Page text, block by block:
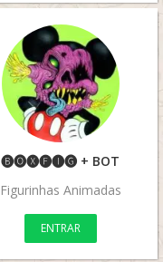
🅑🅞🅧🅕🅘🅖 + BOT
Figurinhas Animadas
ENTRAR